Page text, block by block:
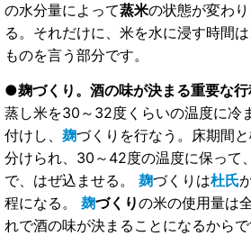
の水分量によって蒸米の状態が変わ
る。それだけに、米を水に浸す時間は
ものを言う部分です。
●麹づくり。酒の味が決まる重要な
蒸し米を30～32度くらいの温度に冷
付けし、 麹づくりを行なう。床期間
分けられ、30～42度の温度に保って、
で、はぜ込ませる。
麹づくりは杜氏
程になる。
麹づくりの米の使用量は
れで酒の味が決まることになるからで